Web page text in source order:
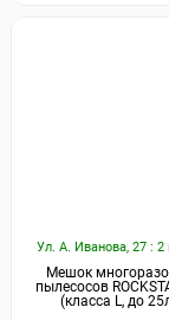
Ул. А. Иванова, 27 : 2
Мешок
пылесосов
(класса L, до